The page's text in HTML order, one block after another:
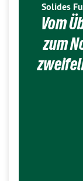
Solides
Vom
zum